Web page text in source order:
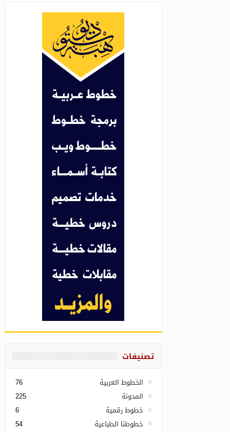
تصنيفات
الخطوط العربية 76
المدونة 225
خطوط رقمية 6
خطوطنا الطباعية 54